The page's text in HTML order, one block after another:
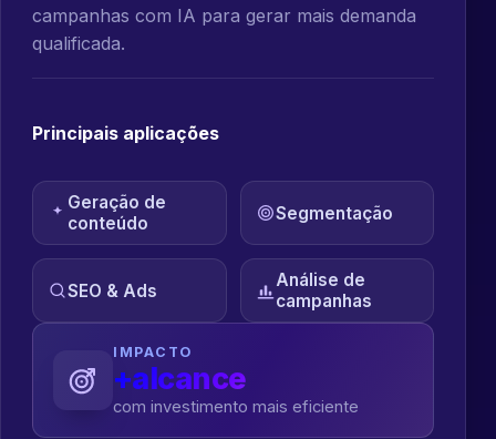
campanhas com IA para gerar mais demanda
qualificada.
Principais aplicações
Geração de
conteúdo
Segmentação
SEO & Ads
Análise de
campanhas
IMPACTO
+alcance
com investimento mais eficiente